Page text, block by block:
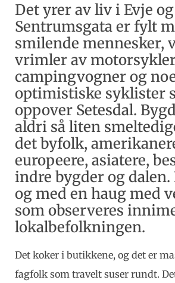
Det yrer av liv i Evje
Sentrumsgata er fylt
smilende mennesker,
vrimler av
campingvogner og
optimistiske syklister
oppover Setesdal.
aldri så liten
det byfolk,
europeere, asiatere,
indre bygder og
og med en haug med
som observeres
lokalbefolkningen.
Det koker i butikkene, og det er
fagfolk som travelt suser rundt.